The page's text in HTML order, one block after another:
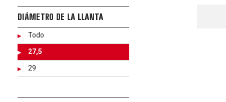
DIÁMETRO DE LA LLANTA
Todo
27,5
29